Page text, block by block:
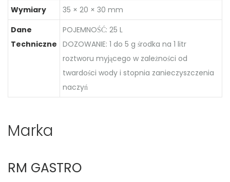
Wymiary
35 × 20 × 30 mm
Dane
Techniczne
POJEMNOŚĆ: 25 L
DOZOWANIE: 1 do 5 g środka na 1 litr
roztworu myjącego w zależności od
twardości wody i stopnia zanieczyszczenia
naczyń
Marka
RM GASTRO